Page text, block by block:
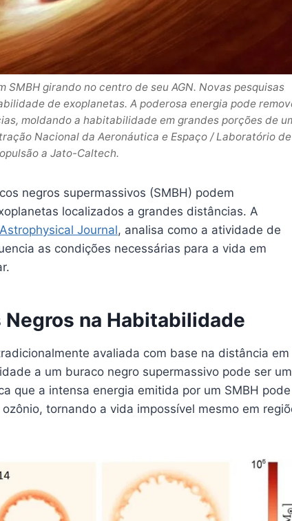
girando no centro de seu AGN. Novas pesquisas
de exoplanetas. A poderosa energia pode
moldando a habitabilidade em grandes porções de
Nacional da Aeronáutica e Espaço / Laboratório de
a Jato-Caltech.
negros supermassivos (SMBH) podem
localizados a grandes distâncias. A
Journal, analisa como a atividade de
as condições necessárias para a vida em
na Habitabilidade
avaliada com base na distância em
a um buraco negro supermassivo pode ser um
que a intensa energia emitida por um SMBH pode
tornando a vida impossível mesmo em